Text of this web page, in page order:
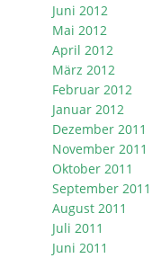
Juni 2012
Mai 2012
April 2012
März 2012
Februar 2012
Januar 2012
Dezember 2011
November 2011
Oktober 2011
September 2011
August 2011
Juli 2011
Juni 2011